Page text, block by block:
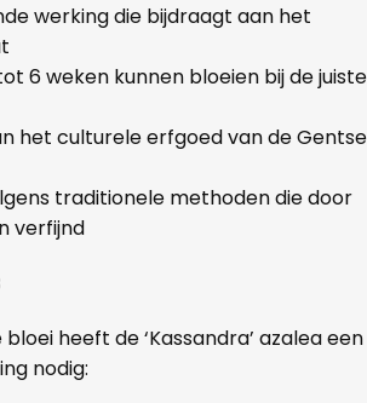
werking die bijdraagt aan het
6 weken kunnen bloeien bij de juiste
het culturele erfgoed van de Gentse
traditionele methoden die door
verfijnd
heeft de ‘Kassandra’ azalea een
nodig: